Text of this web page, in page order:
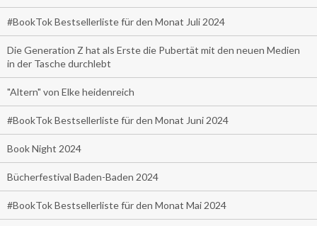
#BookTok Bestsellerliste für den Monat Juli 2024
Die Generation Z hat als Erste die Pubertät mit den neuen Medien
in der Tasche durchlebt
"Altern" von Elke heidenreich
#BookTok Bestsellerliste für den Monat Juni 2024
Book Night 2024
Bücherfestival Baden-Baden 2024
#BookTok Bestsellerliste für den Monat Mai 2024